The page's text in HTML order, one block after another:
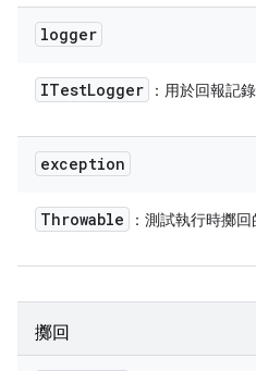
logger
ITestLogger ：用於回報記
exception
Throwable ：測試執行時擲回
擲回